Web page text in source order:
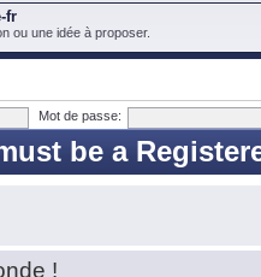
fr
ou une idée à proposer.
Mot de passe:
be a
!